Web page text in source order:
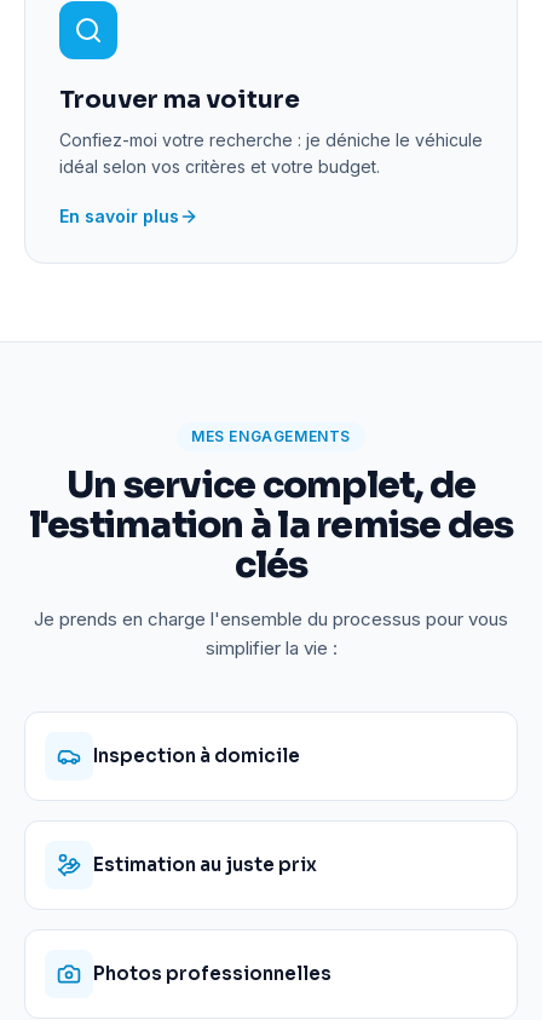
Trouver ma voiture
Confiez-moi votre recherche : je déniche le véhicule
idéal selon vos critères et votre budget.
En savoir plus
MES ENGAGEMENTS
Un service complet, de
l'estimation à la remise des
clés
Je prends en charge l'ensemble du processus pour vous
simplifier la vie :
Inspection à domicile
Estimation au juste prix
Photos professionnelles